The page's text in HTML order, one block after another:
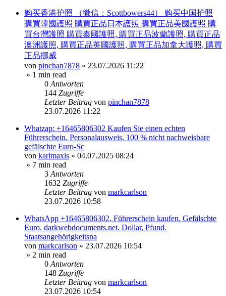
购买香港护照 （微信：Scottbowers44） 购买中国护照
購買韓國護照 購買正品日本護照 購買正品美國護照 購
買台灣護照 購買泰國護照, 購買正品波蘭護照, 購買正品
澳洲護照, 購買正品英國護照, 購買正品加拿大護照, 購買
正品挪威
von pinchan7878 » 23.07.2026 11:22
» 1 min read
0 Antworten
144 Zugriffe
Letzter Beitrag von pinchan7878
23.07.2026 11:22
Whatzap: +16465806302 Kaufen Sie einen echten
Führerschein. Personalausweis, 100 % nicht nachweisbare
gefälschte Euro-Sc
von karlmaxis » 04.07.2025 08:24
» 7 min read
3 Antworten
1632 Zugriffe
Letzter Beitrag von markcarlson
23.07.2026 10:58
WhatsApp +16465806302, Führerschein kaufen. Gefälschte
Euro. darkwebdocuments.net. Dollar, Pfund.
Staatsangehörigkeitsna
von markcarlson » 23.07.2026 10:54
» 2 min read
0 Antworten
148 Zugriffe
Letzter Beitrag von markcarlson
23.07.2026 10:54